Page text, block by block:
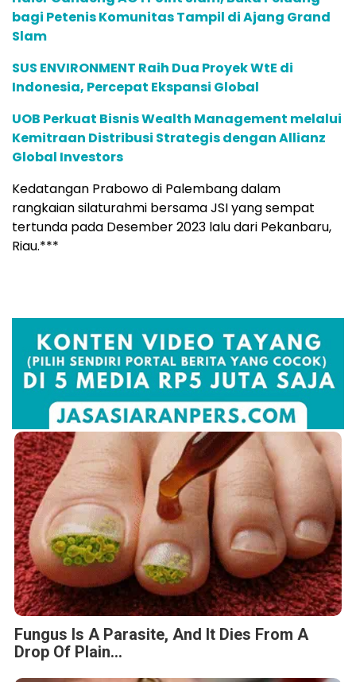
bagi Petenis Komunitas Tampil di Ajang Grand
Slam
SUS ENVIRONMENT Raih Dua Proyek WtE di
Indonesia, Percepat Ekspansi Global
UOB Perkuat Bisnis Wealth Management melalui
Kemitraan Distribusi Strategis dengan Allianz
Global Investors
Kedatangan Prabowo di Palembang dalam
rangkaian silaturahmi bersama JSI yang sempat
tertunda pada Desember 2023 lalu dari Pekanbaru,
Riau.***
Fungus Is A Parasite, And It Dies From A
Drop Of Plain...